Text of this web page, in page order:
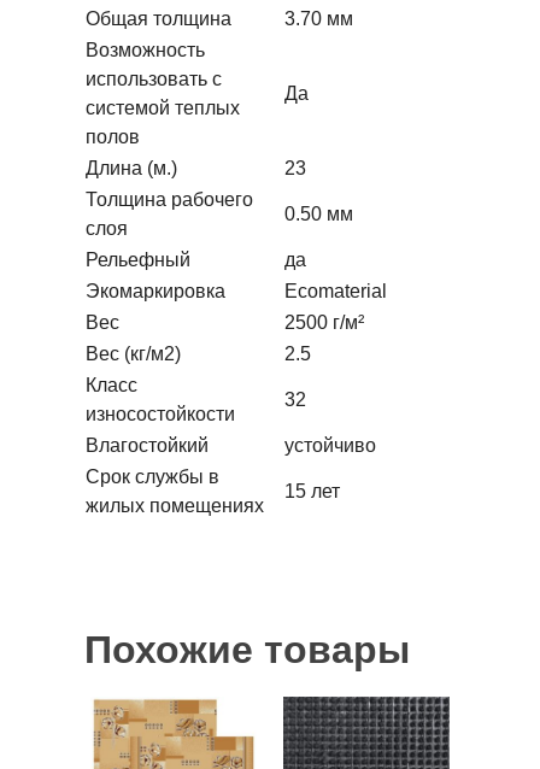
Общая толщина
3.70 мм
Возможность
использовать с
системой теплых
полов
Да
Длина (м.)
23
Толщина рабочего
слоя
0.50 мм
Рельефный
да
Экомаркировка
Ecomaterial
Вес
2500 г/м²
Вес (кг/м2)
2.5
Класс
износостойкости
32
Влагостойкий
устойчиво
Срок службы в
жилых помещениях
15 лет
Похожие товары